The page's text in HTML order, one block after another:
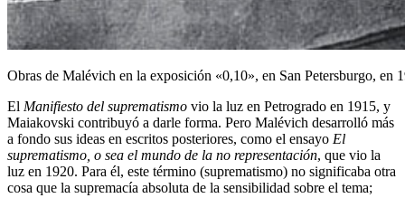
Obras de Malévich en la exposición «0,10», en San Petersburgo, en
El Manifiesto del suprematismo vio la luz en Petrogrado en 1915, y
Maiakovski contribuyó a darle forma. Pero Malévich desarrolló más
a fondo sus ideas en escritos posteriores, como el ensayo El
suprematismo, o sea el mundo de la no representación, que vio la
luz en 1920. Para él, este término (suprematismo) no significaba otra
cosa que la supremacía absoluta de la sensibilidad sobre el tema;